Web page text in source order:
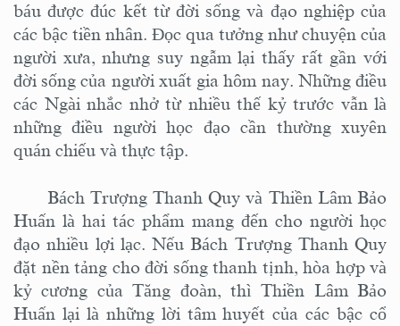
báu được đúc kết từ đời sống và đạo nghiệp của
các bậc tiền nhân. Đọc qua tưởng như chuyện của
người xưa, nhưng suy ngẫm lại thấy rất gần với
đời sống của người xuất gia hôm nay. Những điều
các Ngài nhắc nhở từ nhiều thế kỷ trước vẫn là
những điều người học đạo cần thường xuyên
quán chiếu và thực tập.
Bách Trượng Thanh Quy và Thiền Lâm Bảo
Huấn là hai tác phẩm mang đến cho người học
đạo nhiều lợi lạc. Nếu Bách Trượng Thanh Quy
đặt nền tảng cho đời sống thanh tịnh, hòa hợp và
kỷ cương của Tăng đoàn, thì Thiền Lâm Bảo
Huấn lại là những lời tâm huyết của các bậc cổ